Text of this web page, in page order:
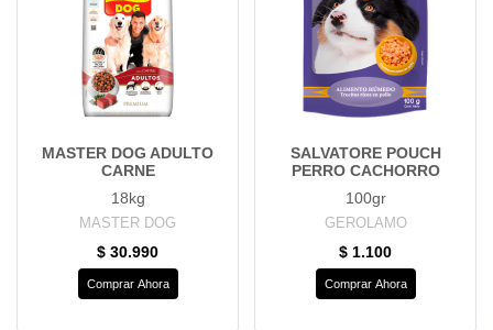
MASTER DOG ADULTO
CARNE
18kg
MASTER DOG
$ 30.990
Comprar Ahora
SALVATORE POUCH
PERRO CACHORRO
100gr
GEROLAMO
$ 1.100
Comprar Ahora